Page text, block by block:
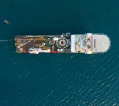
Οργανισμό Τουρκικών
ως φυσικός
τουρκικού κόσμου, που
μέχρι την Κεντρική
μεταξύ
το Καζακστάν και το
με ιδιαίτερη σημασία
ασφάλεια.